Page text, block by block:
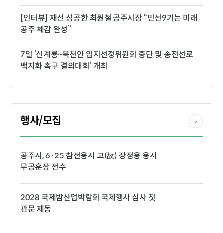
[인터뷰] 재선 성공한 최원철 공주시장 “민선9기는 미래
공주 체감 완성”
7일 ‘신계룡~북천안 입지선정위원회 중단 및 송전선로
백지화 촉구 결의대회’ 개최
행사/모집
공주시, 6·25 참전용사 고(故) 장정웅 용사
무공훈장 전수
2028 국제밤산업박람회 국제행사 심사 첫
관문 제동